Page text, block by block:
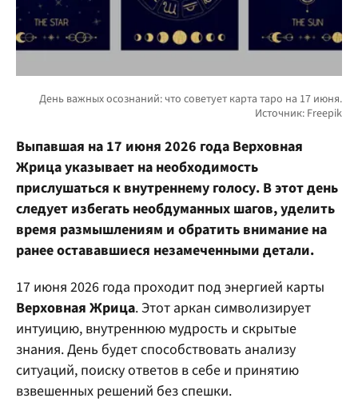
Выпавшая на 17 июня 2026 года Верховная
Жрица указывает на необходимость
прислушаться к внутреннему голосу. В этот день
следует избегать необдуманных шагов, уделить
время размышлениям и обратить внимание на
ранее остававшиеся незамеченными детали.
17 июня 2026 года проходит под энергией карты
Верховная Жрица. Этот аркан символизирует
интуицию, внутреннюю мудрость и скрытые
знания. День будет способствовать анализу
ситуаций, поиску ответов в себе и принятию
взвешенных решений без спешки.